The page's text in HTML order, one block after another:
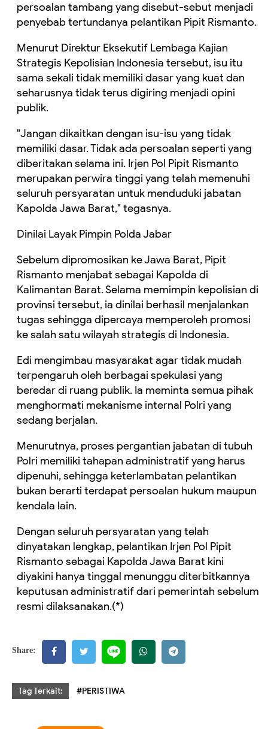
persoalan tambang yang disebut-sebut menjadi
penyebab tertundanya pelantikan Pipit Rismanto.
Menurut Direktur Eksekutif Lembaga Kajian
Strategis Kepolisian Indonesia tersebut, isu itu
sama sekali tidak memiliki dasar yang kuat dan
seharusnya tidak terus digiring menjadi opini
publik.
"Jangan dikaitkan dengan isu-isu yang tidak
memiliki dasar. Tidak ada persoalan seperti yang
diberitakan selama ini. Irjen Pol Pipit Rismanto
merupakan perwira tinggi yang telah memenuhi
seluruh persyaratan untuk menduduki jabatan
Kapolda Jawa Barat," tegasnya.
Dinilai Layak Pimpin Polda Jabar
Sebelum dipromosikan ke Jawa Barat, Pipit
Rismanto menjabat sebagai Kapolda di
Kalimantan Barat. Selama memimpin kepolisian di
provinsi tersebut, ia dinilai berhasil menjalankan
tugas sehingga dipercaya memperoleh promosi
ke salah satu wilayah strategis di Indonesia.
Edi mengimbau masyarakat agar tidak mudah
terpengaruh oleh berbagai spekulasi yang
beredar di ruang publik. Ia meminta semua pihak
menghormati mekanisme internal Polri yang
sedang berjalan.
Menurutnya, proses pergantian jabatan di tubuh
Polri memiliki tahapan administratif yang harus
dipenuhi, sehingga keterlambatan pelantikan
bukan berarti terdapat persoalan hukum maupun
kendala lain.
Dengan seluruh persyaratan yang telah
dinyatakan lengkap, pelantikan Irjen Pol Pipit
Rismanto sebagai Kapolda Jawa Barat kini
diyakini hanya tinggal menunggu diterbitkannya
keputusan administratif dari pemerintah sebelum
resmi dilaksanakan.(*)
Share:
Tag Terkait: #PERISTIWA